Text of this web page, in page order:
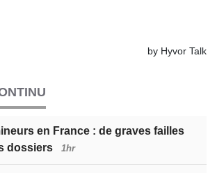
en France : de graves failles
dossiers
1hr